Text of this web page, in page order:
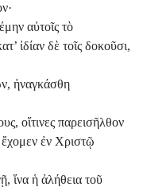
αὐτοῖς τὸ
ἰδίαν δὲ τοῖς δοκοῦσι,
ἠναγκάσθη
οἵτινες παρεισῆλθον
ἐν Χριστῷ
ἵνα ἡ ἀλήθεια τοῦ